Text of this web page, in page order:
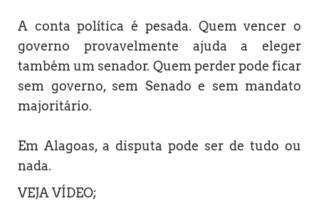
A conta política é pesada. Quem vencer o
governo provavelmente ajuda a eleger
também um senador. Quem perder pode ficar
sem governo, sem Senado e sem mandato
majoritário.
Em Alagoas, a disputa pode ser de tudo ou
nada.
VEJA VÍDEO;